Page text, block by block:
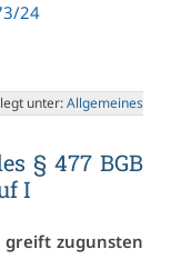
24
un­ter:All­ge­mei­nes
§ 477 BGB
I
greift zu­guns­ten